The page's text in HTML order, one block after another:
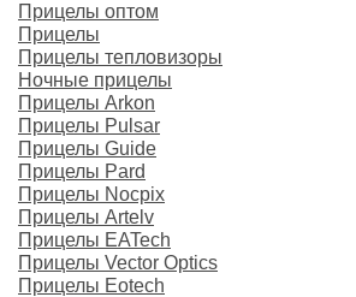
Прицелы оптом
Прицелы
Прицелы тепловизоры
Ночные прицелы
Прицелы Arkon
Прицелы Pulsar
Прицелы Guide
Прицелы Pard
Прицелы Nocpix
Прицелы Artelv
Прицелы EATech
Прицелы Vector Optics
Прицелы Eotech